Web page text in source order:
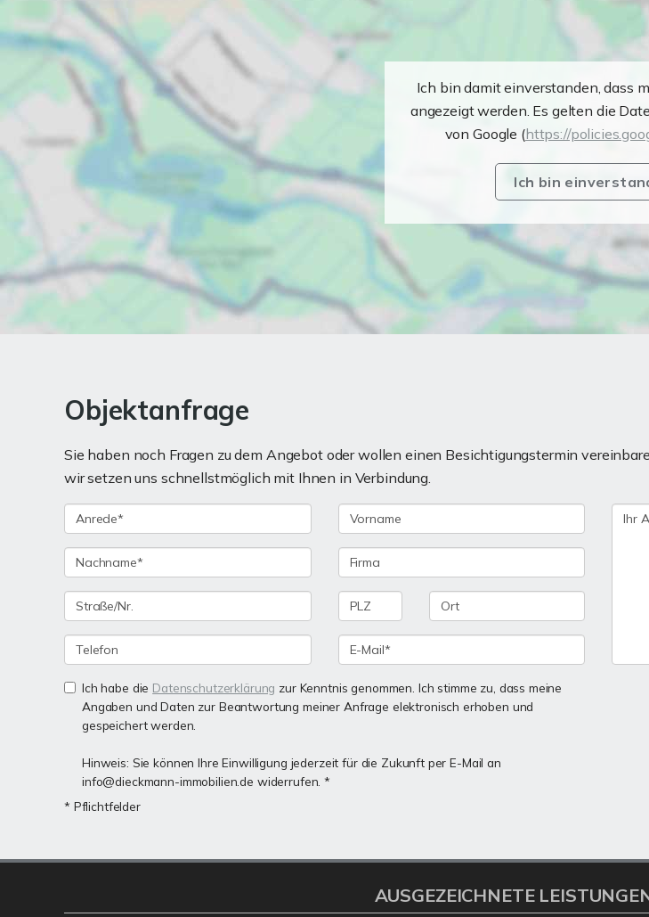
Ich bin damit einverstanden, dass
angezeigt werden. Es gelten die
von Google (https://
Ich bin
Objektanfrage
Sie haben noch Fragen zu dem Angebot oder wollen einen Besichtigungstermin
wir setzen uns schnellstmöglich mit Ihnen in Verbindung.
Ich habe die Datenschutzerklärung zur Kenntnis genommen. Ich stimme zu, dass meine
Angaben und Daten zur Beantwortung meiner Anfrage elektronisch erhoben und
gespeichert werden.
Hinweis: Sie können Ihre Einwilligung jederzeit für die Zukunft per E-Mail an
info@dieckmann-immobilien.de widerrufen. *
* Pflichtfelder
AUSGEZEICHNETE